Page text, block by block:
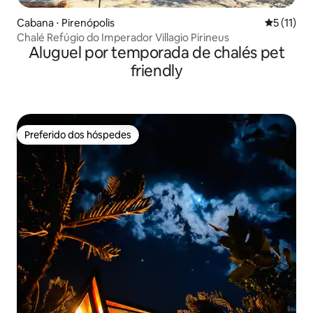
Cabana ⋅ Pirenópolis 5 de uma
5 (11)
Chalé Refúgio do Imperador Villagio Pirineus
Aluguel por temporada de chalés pet
friendly
Preferido dos hóspedes
Preferido dos hóspedes